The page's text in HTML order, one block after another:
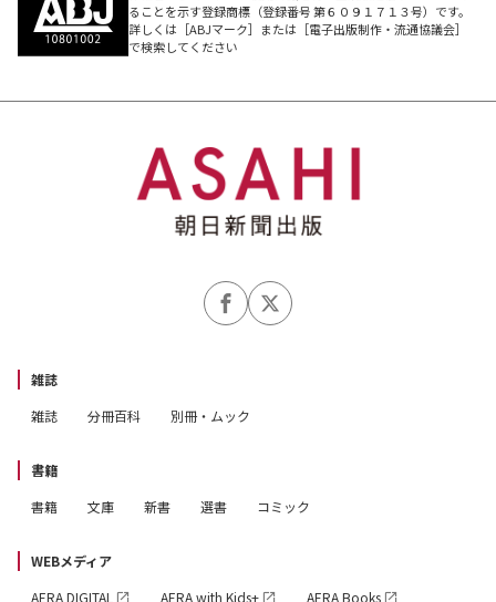
ることを示す登録商標（登録番号 第６０９１７１３号）です。
詳しくは［ABJマーク］または［電子出版制作・流通協議会］
で検索してください
雑誌
雑誌
分冊百科 別冊・ムック
書籍
書籍
文庫 新書 選書 コミック
WEBメディア
AERA DIGITAL
AERA with Kids+
AERA Books